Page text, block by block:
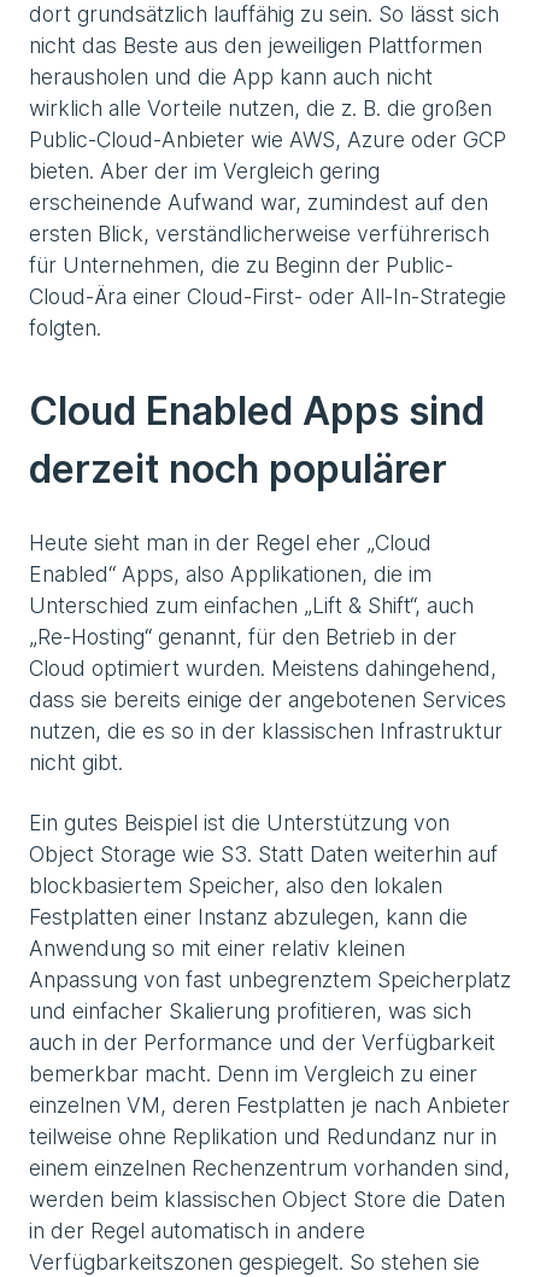
dort grundsätzlich lauffähig zu sein. So lässt sich
nicht das Beste aus den jeweiligen Plattformen
herausholen und die App kann auch nicht
wirklich alle Vorteile nutzen, die z. B. die großen
Public-Cloud-Anbieter wie AWS, Azure oder GCP
bieten. Aber der im Vergleich gering
erscheinende Aufwand war, zumindest auf den
ersten Blick, verständlicherweise verführerisch
für Unternehmen, die zu Beginn der Public-
Cloud-Ära einer Cloud-First- oder All-In-Strategie
folgten.
Cloud Enabled Apps sind
derzeit noch populärer
Heute sieht man in der Regel eher „Cloud
Enabled“ Apps, also Applikationen, die im
Unterschied zum einfachen „Lift & Shift“, auch
„Re-Hosting“ genannt, für den Betrieb in der
Cloud optimiert wurden. Meistens dahingehend,
dass sie bereits einige der angebotenen Services
nutzen, die es so in der klassischen Infrastruktur
nicht gibt.
Ein gutes Beispiel ist die Unterstützung von
Object Storage wie S3. Statt Daten weiterhin auf
blockbasiertem Speicher, also den lokalen
Festplatten einer Instanz abzulegen, kann die
Anwendung so mit einer relativ kleinen
Anpassung von fast unbegrenztem Speicherplatz
und einfacher Skalierung profitieren, was sich
auch in der Performance und der Verfügbarkeit
bemerkbar macht. Denn im Vergleich zu einer
einzelnen VM, deren Festplatten je nach Anbieter
teilweise ohne Replikation und Redundanz nur in
einem einzelnen Rechenzentrum vorhanden sind,
werden beim klassischen Object Store die Daten
in der Regel automatisch in andere
Verfügbarkeitszonen gespiegelt. So stehen sie